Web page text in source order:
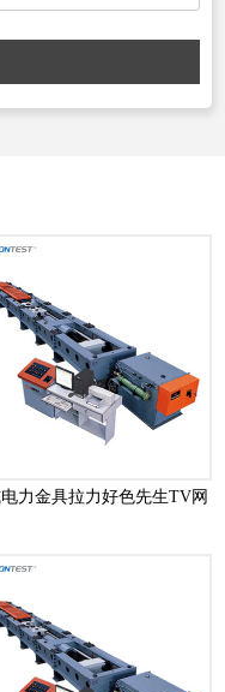
力金具拉力好色先生TV网